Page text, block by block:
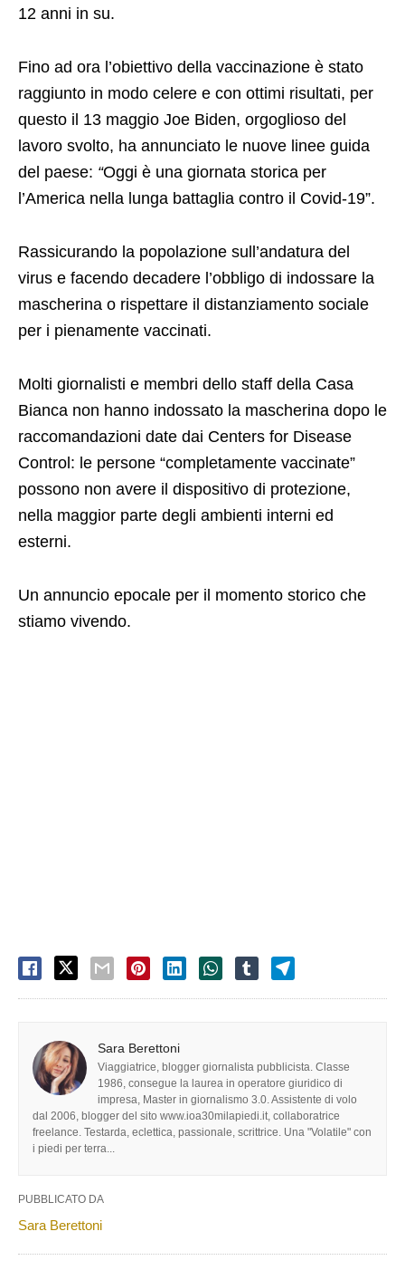
12 anni in su.
Fino ad ora l’obiettivo della vaccinazione è stato
raggiunto in modo celere e con ottimi risultati, per
questo il 13 maggio Joe Biden, orgoglioso del
lavoro svolto, ha annunciato le nuove linee guida
del paese: “Oggi è una giornata storica per
l’America nella lunga battaglia contro il Covid-19”.
Rassicurando la popolazione sull’andatura del
virus e facendo decadere l’obbligo di indossare la
mascherina o rispettare il distanziamento sociale
per i pienamente vaccinati.
Molti giornalisti e membri dello staff della Casa
Bianca non hanno indossato la mascherina dopo le
raccomandazioni date dai Centers for Disease
Control: le persone “completamente vaccinate”
possono non avere il dispositivo di protezione,
nella maggior parte degli ambienti interni ed
esterni.
Un annuncio epocale per il momento storico che
stiamo vivendo.
Sara Berettoni
Viaggiatrice, blogger giornalista pubblicista. Classe
1986, consegue la laurea in operatore giuridico di
impresa, Master in giornalismo 3.0. Assistente di volo
dal 2006, blogger del sito www.ioa30milapiedi.it, collaboratrice
freelance. Testarda, eclettica, passionale, scrittrice. Una "Volatile" con
i piedi per terra...
PUBBLICATO DA
Sara Berettoni